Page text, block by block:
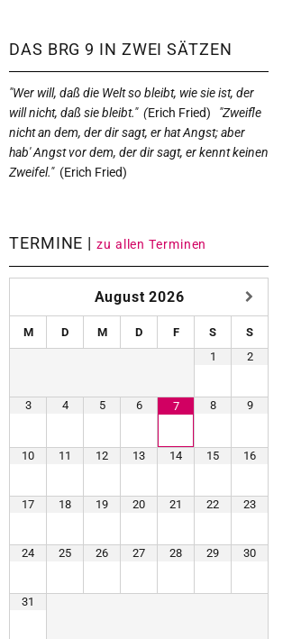
DAS BRG 9 IN ZWEI SÄTZEN
"Wer will, daß die Welt so bleibt, wie sie ist, der
will nicht, daß sie bleibt." (Erich Fried)
"Zweifle
nicht an dem, der dir sagt, er hat Angst; aber
hab' Angst vor dem, der dir sagt, er kennt keinen
Zweifel."(Erich Fried)
TERMINE | zu allen Terminen
August 2026
M D M D F S
S
1
2
3 4 5 6 7 8 9
10 11 12 13 14 15 16
17 18 19 20 21 22 23
24 25 26 27 28 29 30
31